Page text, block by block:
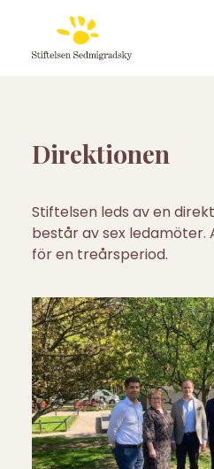
ANSÖK OM PLATS
Direktionen
Stiftelsen leds av en
består av sex ledamöter.
för en treårsperiod.